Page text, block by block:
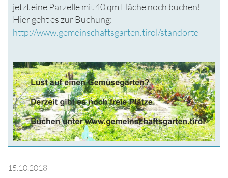
jetzt eine Parzelle mit 40 qm Fläche noch buchen!
Hier geht es zur Buchung:
http://www.gemeinschaftsgarten.tirol/standorte
15.10.2018